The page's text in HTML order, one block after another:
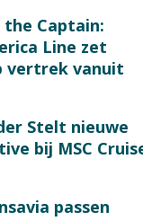
Captain:
Line zet
vertrek vanuit
Stelt nieuwe
bij MSC
passen